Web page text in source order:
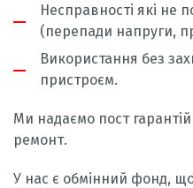
Несправності які не
(перепади напруги,
Використання без
пристроєм.
Ми надаємо пост
ремонт.
У нас є обмінний фонд,